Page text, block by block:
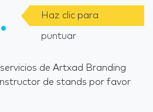
Haz clic para
puntuar
de Artxad Branding
de stands por favor